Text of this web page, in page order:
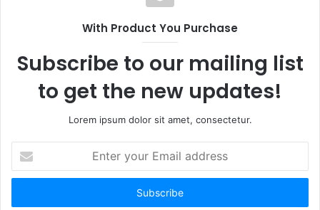
With Product You Purchase
Subscribe to our mailing list
to get the new updates!
Lorem ipsum dolor sit amet, consectetur.
t